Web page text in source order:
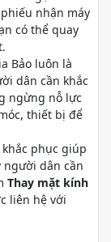
nhận máy
có thể quay
Bảo luôn là
dân cần khắc
ngừng nỗ lực
thiết bị để
phục giúp
người dân cần
Thay mặt kính
liên hệ với